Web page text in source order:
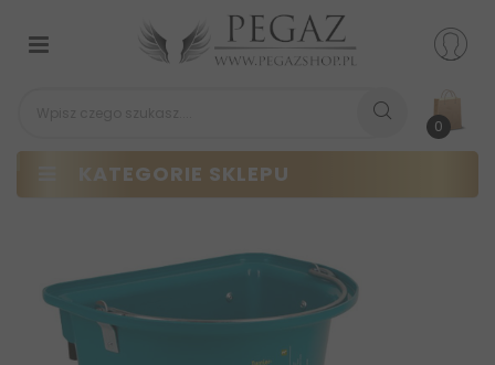
0
KATEGORIE SKLEPU
Przełącz
nawigacji